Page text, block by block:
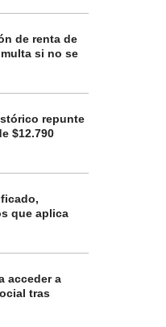
de renta de
si no se
repunte
$12.790
que aplica
acceder a
tras